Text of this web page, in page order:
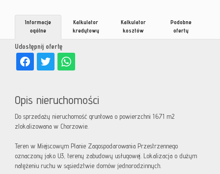
Udostępnij ofertę
Informacje
ogólne
Kalkulator
kredytowy
Kalkulator
kosztów
Podobne
oferty
Opis nieruchomości
Do sprzedaży nieruchomość gruntowa o powierzchni 1671 m2
zlokalizowana w Chorzowie.
Teren w Miejscowym Planie Zagospodarowania Przestrzennego
oznaczony jako U3, tereny zabudowy usługowej. Lokalizacja o dużym
natężeniu ruchu w sąsiedztwie domów jednorodzinnych.